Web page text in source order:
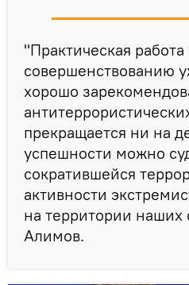
"Практическая работа
совершенствованию
хорошо
прекращается ни на
успешности можно
сократившейся
активности
на территории наших
Алимов.